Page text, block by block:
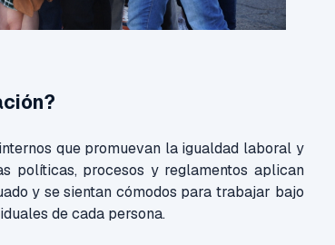
que promuevan la igualdad laboral y
políticas, procesos y reglamentos aplican
y se sientan cómodos para trabajar bajo
de cada persona.